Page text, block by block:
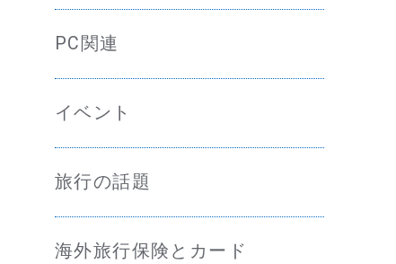
PC関連
イベント
旅行の話題
海外旅行保険とカード